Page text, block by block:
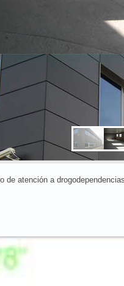
de atención a